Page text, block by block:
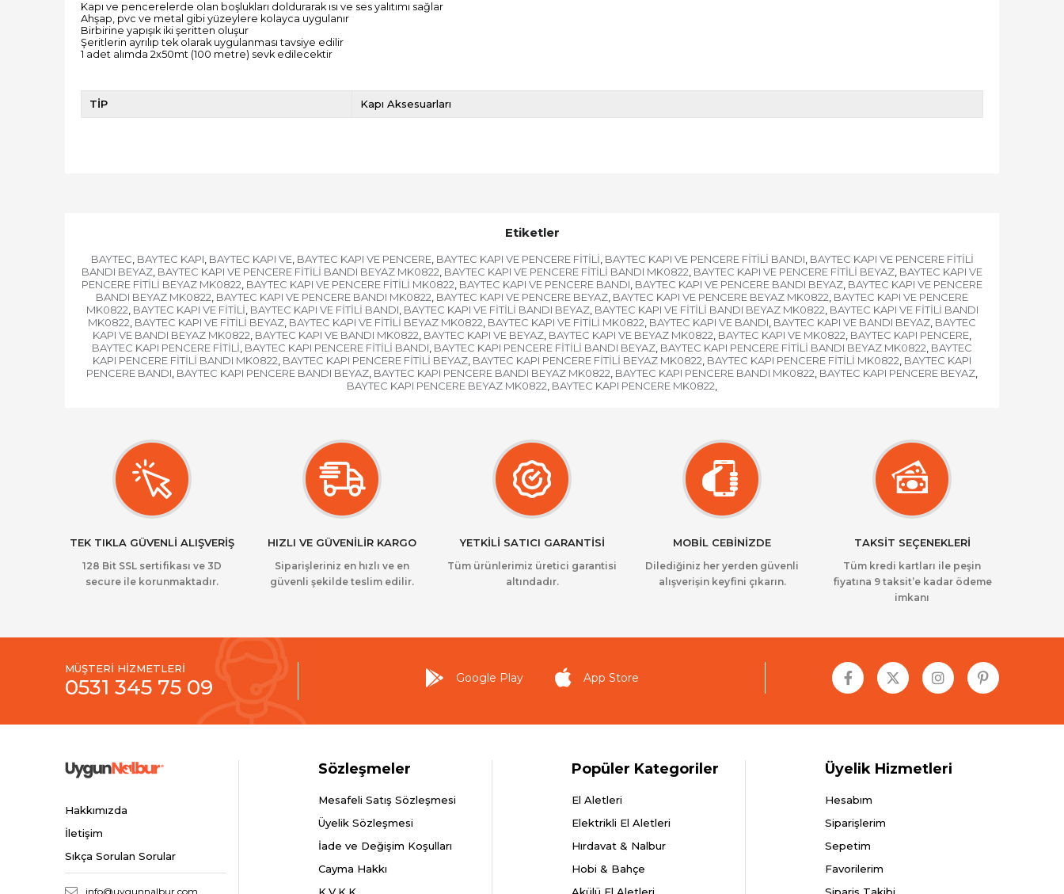
Kapı ve pencerelerde olan boşlukları doldurarak ısı ve ses yalıtımı sağlar
Ahşap, pvc ve metal gibi yüzeylere kolayca uygulanır
Birbirine yapışık iki şeritten oluşur
Şeritlerin ayrılıp tek olarak uygulanması tavsiye edilir
1 adet alımda 2x50mt (100 metre) sevk edilecektir
TİP Kapı Aksesuarları
Etiketler
BAYTEC, BAYTEC KAPI, BAYTEC KAPI VE, BAYTEC KAPI VE PENCERE, BAYTEC KAPI VE PENCERE FİTİLİ, BAYTEC KAPI VE PENCERE FİTİLİ BANDI, BAYTEC KAPI VE PENCERE FİTİLİ
BANDI BEYAZ, BAYTEC KAPI VE PENCERE FİTİLİ BANDI BEYAZ MK0822, BAYTEC KAPI VE PENCERE FİTİLİ BANDI MK0822, BAYTEC KAPI VE PENCERE FİTİLİ BEYAZ, BAYTEC KAPI VE
PENCERE FİTİLİ BEYAZ MK0822, BAYTEC KAPI VE PENCERE FİTİLİ MK0822, BAYTEC KAPI VE PENCERE BANDI, BAYTEC KAPI VE PENCERE BANDI BEYAZ, BAYTEC KAPI VE PENCERE
BANDI BEYAZ MK0822, BAYTEC KAPI VE PENCERE BANDI MK0822, BAYTEC KAPI VE PENCERE BEYAZ, BAYTEC KAPI VE PENCERE BEYAZ MK0822, BAYTEC KAPI VE PENCERE
MK0822, BAYTEC KAPI VE FİTİLİ, BAYTEC KAPI VE FİTİLİ BANDI, BAYTEC KAPI VE FİTİLİ BANDI BEYAZ, BAYTEC KAPI VE FİTİLİ BANDI BEYAZ MK0822, BAYTEC KAPI VE FİTİLİ BANDI
MK0822, BAYTEC KAPI VE FİTİLİ BEYAZ, BAYTEC KAPI VE FİTİLİ BEYAZ MK0822, BAYTEC KAPI VE FİTİLİ MK0822, BAYTEC KAPI VE BANDI, BAYTEC KAPI VE BANDI BEYAZ, BAYTEC
KAPI VE BANDI BEYAZ MK0822, BAYTEC KAPI VE BANDI MK0822, BAYTEC KAPI VE BEYAZ, BAYTEC KAPI VE BEYAZ MK0822, BAYTEC KAPI VE MK0822, BAYTEC KAPI PENCERE,
BAYTEC KAPI PENCERE FİTİLİ, BAYTEC KAPI PENCERE FİTİLİ BANDI, BAYTEC KAPI PENCERE FİTİLİ BANDI BEYAZ, BAYTEC KAPI PENCERE FİTİLİ BANDI BEYAZ MK0822, BAYTEC
KAPI PENCERE FİTİLİ BANDI MK0822, BAYTEC KAPI PENCERE FİTİLİ BEYAZ, BAYTEC KAPI PENCERE FİTİLİ BEYAZ MK0822, BAYTEC KAPI PENCERE FİTİLİ MK0822, BAYTEC KAPI
PENCERE BANDI, BAYTEC KAPI PENCERE BANDI BEYAZ, BAYTEC KAPI PENCERE BANDI BEYAZ MK0822, BAYTEC KAPI PENCERE BANDI MK0822, BAYTEC KAPI PENCERE BEYAZ,
BAYTEC KAPI PENCERE BEYAZ MK0822, BAYTEC KAPI PENCERE MK0822,
TEK TIKLA GÜVENLİ ALIŞVERİŞ
128 Bit SSL sertifikası ve 3D
secure ile korunmaktadır.
HIZLI VE GÜVENİLİR KARGO
Siparişleriniz en hızlı ve en
güvenli şekilde teslim edilir.
YETKİLİ SATICI GARANTİSİ
Tüm ürünlerimiz üretici garantisi
altındadır.
MOBİL CEBİNİZDE
Dilediğiniz her yerden güvenli
alışverişin keyfini çıkarın.
TAKSİT SEÇENEKLERİ
Tüm kredi kartları ile peşin
fiyatına 9 taksit’e kadar ödeme
imkanı
MÜŞTERİ HİZMETLERİ
0531 345 75 09 Google Play App Store
Hakkımızda
İletişim
Sıkça Sorulan Sorular
info@uygunnalbur.com
Sözleşmeler
Mesafeli Satış Sözleşmesi
Üyelik Sözleşmesi
İade ve Değişim Koşulları
Cayma Hakkı
Popüler Kategoriler
El Aletleri
Elektrikli El Aletleri
Hırdavat & Nalbur
Hobi & Bahçe
Üyelik Hizmetleri
Hesabım
Siparişlerim
Sepetim
Favorilerim